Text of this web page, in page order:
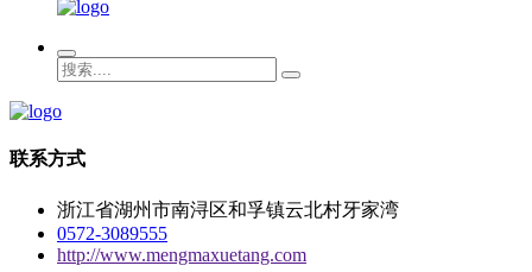
联系方式
浙江省湖州市南浔区和孚镇云北村牙家湾
0572-3089555
http://www.mengmaxuetang.com